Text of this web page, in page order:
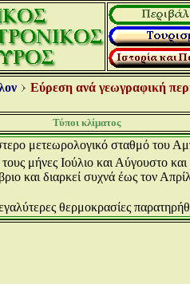
Εύρεση ανά γεωγραφική
Τύποι κλίματος
μετεωρολογικό σταθμό του
τους μήνες Ιούλιο και Αύγουστο
και διαρκεί συχνά έως τον
θερμοκρασίες